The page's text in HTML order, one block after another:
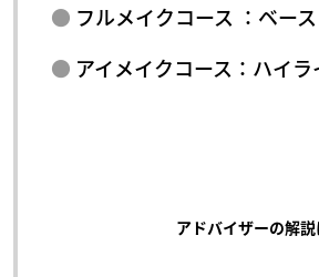
フルメイクコース ：ベ
アイメイクコース：ハイ
アドバイザーの解